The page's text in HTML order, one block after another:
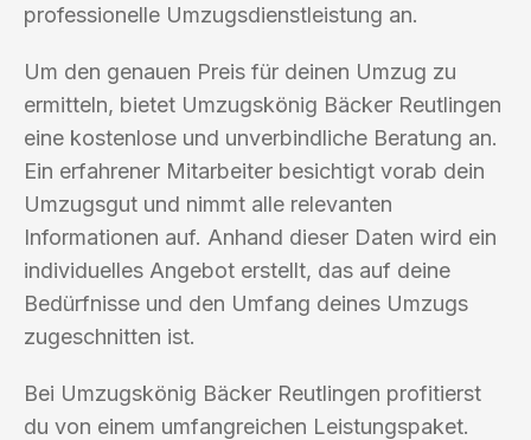
professionelle Umzugsdienstleistung an.
Um den genauen Preis für deinen Umzug zu
ermitteln, bietet Umzugskönig Bäcker Reutlingen
eine kostenlose und unverbindliche Beratung an.
Ein erfahrener Mitarbeiter besichtigt vorab dein
Umzugsgut und nimmt alle relevanten
Informationen auf. Anhand dieser Daten wird ein
individuelles Angebot erstellt, das auf deine
Bedürfnisse und den Umfang deines Umzugs
zugeschnitten ist.
Bei Umzugskönig Bäcker Reutlingen profitierst
du von einem umfangreichen Leistungspaket.